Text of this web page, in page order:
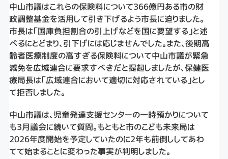
中山市議はこれらの保険料について366億円ある市の財
政調整基金を活用して引き下げるよう市長に迫りました。
市長は「国庫負担割合の引上げなどを国に要望する」と述
べるにとどまり、引下げには応じませんでした。また、後期高
齢者医療制度の高すぎる保険料について中山市議が緊急
減免を広域連合に要求すべきだと提起しましたが、保健医
療局長は「広域連合において適切に対応されている」とし
て拒否しました。
中山市議は、児童発達支援センターの一時預かりについて
も3月議会に続いて質問。もともと市のこども未来局は
2026年度開始を予定していたのに2年も前倒ししてあわ
てて始まることに変わった事実が判明しました。